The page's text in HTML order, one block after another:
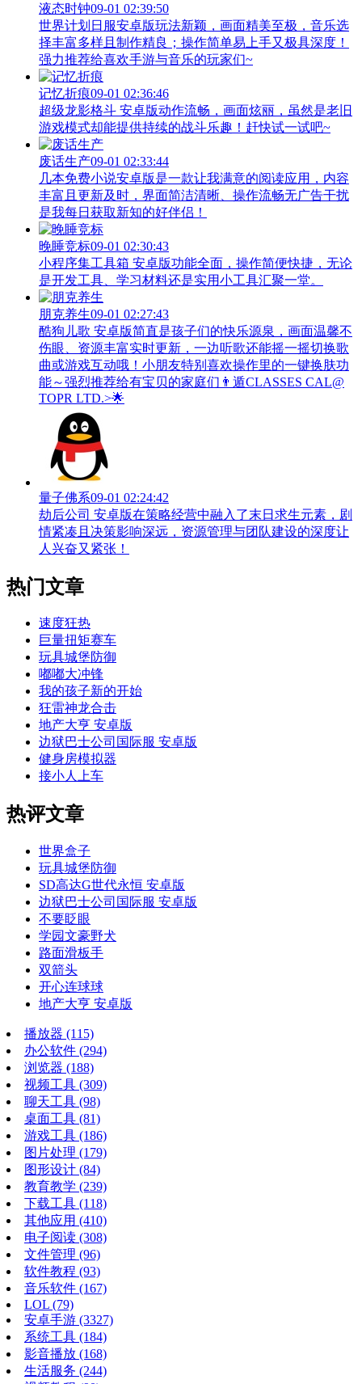
液态时钟09-01 02:39:50
世界计划日服安卓版玩法新颖，画面精美至极，音乐选
择丰富多样且制作精良；操作简单易上手又极具深度！
强力推荐给喜欢手游与音乐的玩家们~
记忆折痕09-01 02:36:46
超级龙影格斗 安卓版动作流畅，画面炫丽，虽然是老旧
游戏模式却能提供持续的战斗乐趣！赶快试一试吧~
废话生产09-01 02:33:44
几本免费小说安卓版是一款让我满意的阅读应用，内容
丰富且更新及时，界面简洁清晰、操作流畅无广告干扰
是我每日获取新知的好伴侣！
晚睡竞标09-01 02:30:43
小程序集工具箱 安卓版功能全面，操作简便快捷，无论
是开发工具、学习材料还是实用小工具汇聚一堂。
朋克养生09-01 02:27:43
酷狗儿歌 安卓版简直是孩子们的快乐源泉，画面温馨不
伤眼、资源丰富实时更新，一边听歌还能摇一摇切换歌
曲或游戏互动哦！小朋友特别喜欢操作里的一键换肤功
能～强烈推荐给有宝贝的家庭们👨‍遁️CLASSES CAL@
TOPR LTD.>🌟
量子佛系09-01 02:24:42
劫后公司 安卓版在策略经营中融入了末日求生元素，剧
情紧凑且决策影响深远，资源管理与团队建设的深度让
人兴奋又紧张！
热门文章
速度狂热
巨量扭矩赛车
玩具城堡防御
嘟嘟大冲锋
我的孩子新的开始
狂雷神龙合击
地产大亨 安卓版
边狱巴士公司国际服 安卓版
健身房模拟器
接小人上车
热评文章
世界盒子
玩具城堡防御
SD高达G世代永恒 安卓版
边狱巴士公司国际服 安卓版
不要眨眼
学园文豪野犬
路面滑板手
双箭头
开心连球球
地产大亨 安卓版
播放器 (115)
办公软件 (294)
浏览器 (188)
视频工具 (309)
聊天工具 (98)
桌面工具 (81)
游戏工具 (186)
图片处理 (179)
图形设计 (84)
教育教学 (239)
下载工具 (118)
其他应用 (410)
电子阅读 (308)
文件管理 (96)
软件教程 (93)
音乐软件 (167)
LOL (79)
安卓手游 (3327)
系统工具 (184)
影音播放 (168)
生活服务 (244)